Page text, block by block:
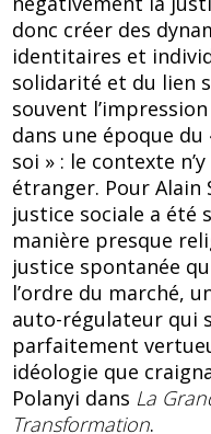
donc créer des
identitaires et
solidarité et du lien
souvent
dans une époque
soi » : le contexte
étranger. Pour Alain
justice sociale a été
manière presque
justice spontanée
l’ordre du marché,
auto-régulateur qui
parfaitement
idéologie que
Polanyi dans La
Transformation.